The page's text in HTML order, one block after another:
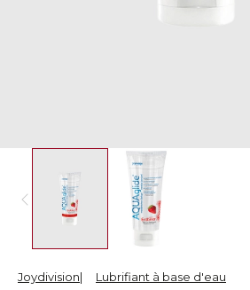
Joydivision Lubrifiant à base d'eau